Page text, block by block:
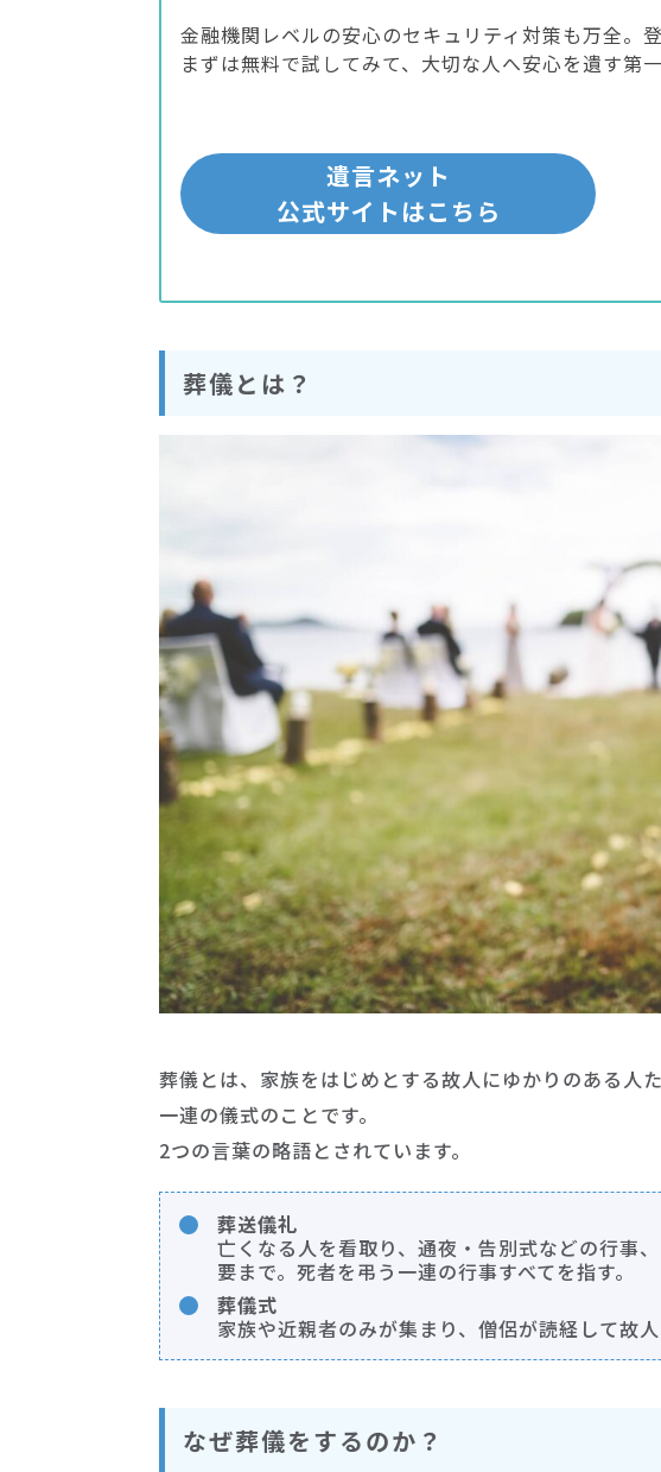
金融機関レベルの安心のセキュリティ対策も万全。
まずは無料で試してみて、大切な人へ安心を遺す第
遺言ネット
公式サイトはこちら
葬儀とは？
葬儀とは、家族をはじめとする故人にゆかりのある人
一連の儀式のことです。
2つの言葉の略語とされています。
葬送儀礼
亡くなる人を看取り、通夜・告別式などの行事
要まで。死者を弔う一連の行事すべてを指す。
葬儀式
家族や近親者のみが集まり、僧侶が読経して故
なぜ葬儀をするのか？